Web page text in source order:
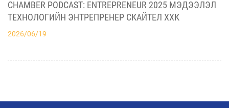
БОЛОМЖУУДЫГ НЭЭЛЭЭ
2026/07/03
БАЙГУУЛАГДЛАА
CHAMBER PODCAST: ENTREPRENEUR 2025 МЭДЭЭЛЭЛ
ТЕХНОЛОГИЙН ЭНТРЕПРЕНЕР СКАЙТЕЛ ХХК
2026/06/19